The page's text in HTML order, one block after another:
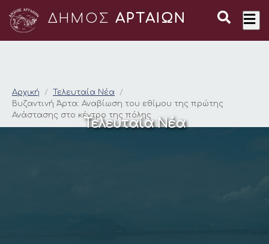
ΔΗΜΟΣ ΑΡΤΑΙΩΝ
Βυζαντινή Άρτα:
Αρχική
Τελευταία Νέα
Βυζαντινή Άρτα: Αναβίωση του εθίμου της πρώτης
Ανάστασης στο κέντρο της πόλης
Τελευταία Νέα